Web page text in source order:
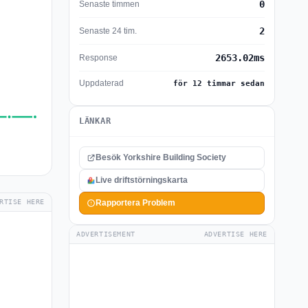
HERE
Senaste timmen 0
Senaste 24 tim. 2
Response 2653.02ms
Uppdaterad för 12 timmar sedan
LÄNKAR
Besök Yorkshire Building Society
Live driftstörningskarta
Rapportera Problem
ADVERTISEMENT ADVERTISE HERE